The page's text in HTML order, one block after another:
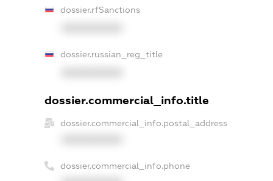
dossier.rfSanctions
dossier.russian_reg_title
dossier.commercial_info.title
dossier.commercial_info.postal_address
dossier.commercial_info.phone